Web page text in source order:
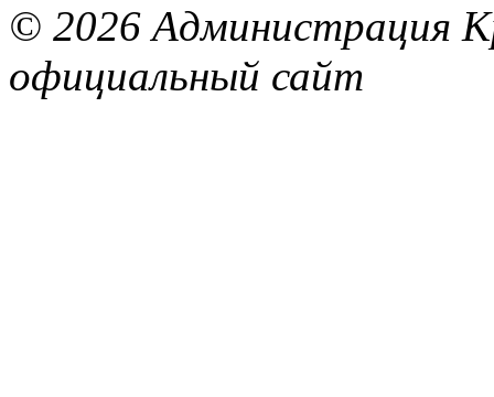
© 2026 Администрация
официальный сайт